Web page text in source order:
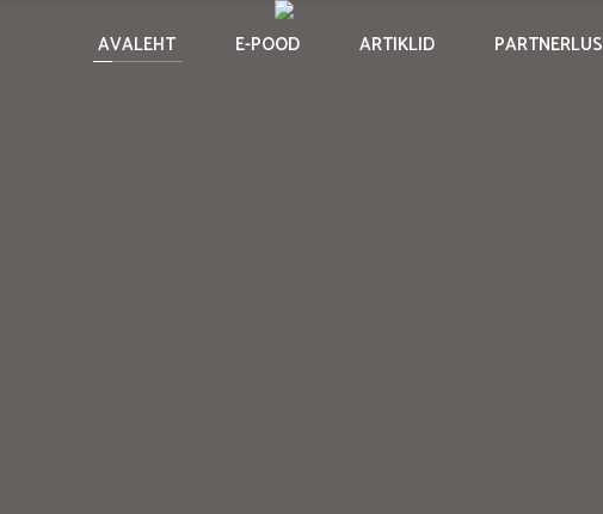
AVALEHT E-POOD ARTIKLID PARTNERLUS